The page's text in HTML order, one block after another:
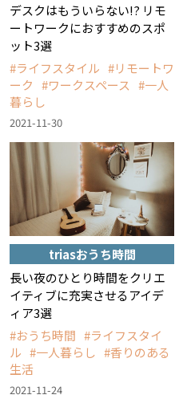
デスクはもういらない!? リモ
ートワークにおすすめのスポ
ット3選
ライフスタイル
リモートワ
ーク
ワークスペース
一人
暮らし
2021-11-30
triasおうち時間
長い夜のひとり時間をクリエ
イティブに充実させるアイデ
ィア3選
おうち時間
ライフスタイ
ル
一人暮らし
香りのある
生活
2021-11-24